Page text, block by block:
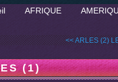
AFRIQUE
<< ARLES (2)
(1)